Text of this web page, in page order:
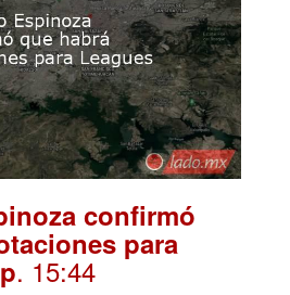
confirmó
para
. 15:44